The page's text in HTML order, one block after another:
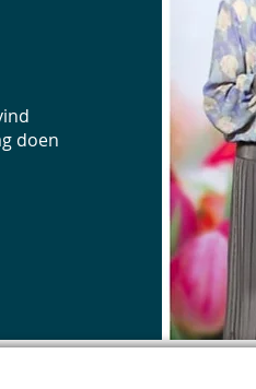
hun ervaringen. Wij
doen